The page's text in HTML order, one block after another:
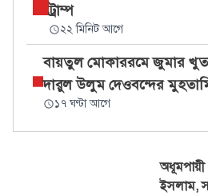
ট্রাম্প
২২ মিনিট আগে
বায়তুল মোকাররমে জুমার
দারুল উলুম দেওবন্দের
১৭ ঘণ্টা আগে
ইসলাম,